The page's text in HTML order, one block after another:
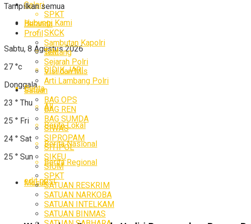
Galeri
Hubungi Kami
Sabtu, 8 Agustus 2026
27 °c
Donggala
23 ° Thu
25 ° Fri
24 ° Sat
25 ° Sun
Masuk
SPKT
SKCK
SIM
SIDIK JARI
Berita
All
Berita Lokal
Berita Nasional
Berita Regional
edit post
Tampilkan semua
Beranda
Profil
Sambutan Kapolri
Tentang
Sejarah Polri
Visi dan Mis
Arti Lambang Polri
Satuan
BAG OPS
BAG REN
BAG SUMDA
SIWAS
SIPROPAM
SITIPOL
SIKEU
SIUM
SPKT
SATUAN RESKRIM
SATUAN NARKOBA
SATUAN INTELKAM
SATUAN BINMAS